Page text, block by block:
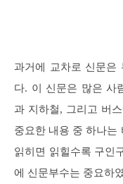
과거에 교차로 신문은
다. 이 신문은 많은 사
과 지하철, 그리고 버
중요한 내용 중 하나는
읽히면 읽힐수록 구인
에 신문부수는 중요하